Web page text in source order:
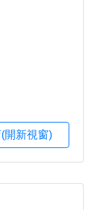
開新視窗)